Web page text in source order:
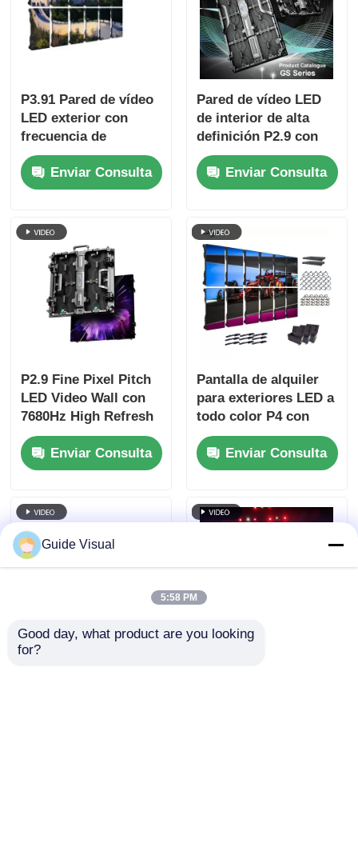
P3.91 Pared de vídeo
LED exterior con
frecuencia de
actualización de
7680Hz, pantalla a
todo color y
conciertos y eventos
de escenario
Enviar Consulta
Pared de vídeo LED
de interior de alta
definición P2.9 con
tono de píxel de 2.9
mm 3840 Hz y
velocidad de
de 4500 cd / m2
Enviar Consulta
P2.9 Fine Pixel Pitch
LED Video Wall con
7680Hz High Refresh
Rate y Dual Power &
Signal Backup para
eventos de escenario
Enviar Consulta
Pantalla de alquiler
para exteriores LED a
todo color P4 con
frecuencia de
actualización de 7680
Hz e impermeabilidad
pared de video HD
Enviar Consulta
Guide Visual
5:58 PM
Good day, what product are you looking
for?